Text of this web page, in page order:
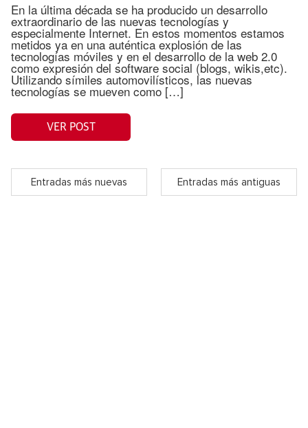
En la última década se ha producido un desarrollo
extraordinario de las nuevas tecnologías y
especialmente Internet. En estos momentos estamos
metidos ya en una auténtica explosión de las
tecnologías móviles y en el desarrollo de la web 2.0
como expresión del software social (blogs, wikis,etc).
Utilizando símiles automovilísticos, las nuevas
tecnologías se mueven como […]
VER POST
Entradas más nuevas Entradas más antiguas